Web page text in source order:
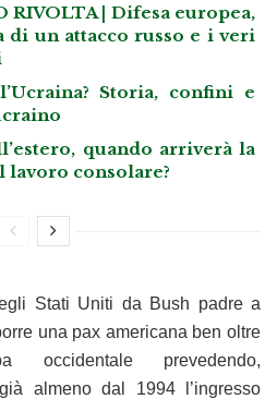
RIVOLTA | Difesa europea,
di un attacco russo e i veri
Storia, confini e
quando arriverà la
consolare?
Stati Uniti da Bush padre a
una pax americana ben oltre
occidentale prevedendo,
almeno dal 1994 l’ingresso